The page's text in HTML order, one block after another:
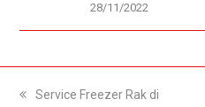
28/11/2022
previous
Service Freezer Rak di